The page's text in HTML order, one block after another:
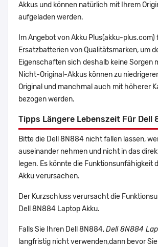
Akkus und können natürlich mit Ihrem
aufgeladen werden.
Im Angebot von Akku Plus(akku-plus.com)
Ersatzbatterien von Qualitätsmarken, um
Eigenschaften sich deshalb keine Sorgen
Nicht-Original-Akkus können zu
Original und manchmal auch mit höherer
bezogen werden.
Tipps Längere Lebenszeit Für Dell
Bitte die Dell 8N884 nicht fallen lassen,
auseinander nehmen und nicht in das
legen. Es könnte die Funktionsunfähigkeit
Akku verursachen.
Der Kurzschluss verursacht die
Dell 8N884 Laptop Akku.
Falls Sie Ihren Dell 8N884,Dell 8N884
langfristig nicht verwenden,dann bevor